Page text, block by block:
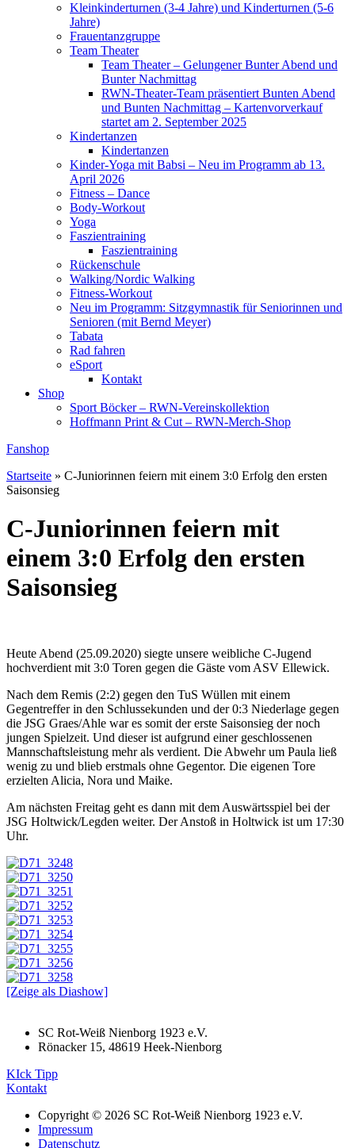
Kleinkinderturnen (3-4 Jahre) und Kinderturnen (5-6
Jahre)
Frauentanzgruppe
Team Theater
Team Theater – Gelungener Bunter Abend und
Bunter Nachmittag
RWN-Theater-Team präsentiert Bunten Abend
und Bunten Nachmittag – Kartenvorverkauf
startet am 2. September 2025
Kindertanzen
Kindertanzen
Kinder-Yoga mit Babsi – Neu im Programm ab 13.
April 2026
Fitness – Dance
Body-Workout
Yoga
Faszientraining
Faszientraining
Rückenschule
Walking/Nordic Walking
Fitness-Workout
Neu im Programm: Sitzgymnastik für Seniorinnen und
Senioren (mit Bernd Meyer)
Tabata
Rad fahren
eSport
Kontakt
Shop
Sport Böcker – RWN-Vereinskollektion
Hoffmann Print & Cut – RWN-Merch-Shop
Fanshop
Startseite » C-Juniorinnen feiern mit einem 3:0 Erfolg den ersten
Saisonsieg
C-Juniorinnen feiern mit
einem 3:0 Erfolg den ersten
Saisonsieg
Heute Abend (25.09.2020) siegte unsere weibliche C-Jugend
hochverdient mit 3:0 Toren gegen die Gäste vom ASV Ellewick.
Nach dem Remis (2:2) gegen den TuS Wüllen mit einem
Gegentreffer in den Schlussekunden und der 0:3 Niederlage gegen
die JSG Graes/Ahle war es somit der erste Saisonsieg der noch
jungen Spielzeit. Und dieser ist aufgrund einer geschlossenen
Mannschaftsleistung mehr als verdient. Die Abwehr um Paula ließ
wenig zu und blieb erstmals ohne Gegentor. Die eigenen Tore
erzielten Alicia, Nora und Maike.
Am nächsten Freitag geht es dann mit dem Auswärtsspiel bei der
JSG Holtwick/Legden weiter. Der Anstoß in Holtwick ist um 17:30
Uhr.
[Zeige als Diashow]
SC Rot-Weiß Nienborg 1923 e.V.
Rönacker 15, 48619 Heek-Nienborg
KIck Tipp
Kontakt
Copyright © 2026 SC Rot-Weiß Nienborg 1923 e.V.
Impressum
Datenschutz